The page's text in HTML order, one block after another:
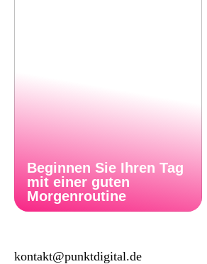
Beginnen Sie Ihren Tag
mit einer guten
Morgenroutine
kontakt@punktdigital.de